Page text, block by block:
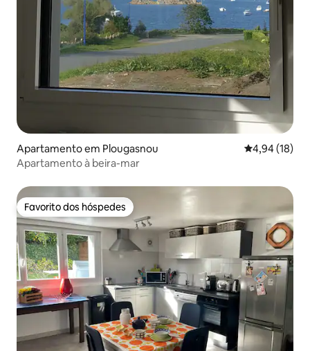
Apartamento em Plougasnou Classificação
4,94 (18)
Apartamento à beira-mar
Favorito dos hóspedes
Favorito dos hóspedes